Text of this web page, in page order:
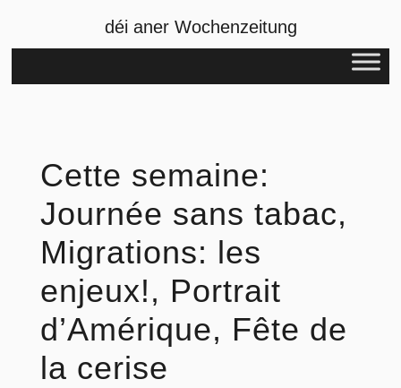
déi aner Wochenzeitung
Cette semaine:
Journée sans tabac,
Migrations: les
enjeux!, Portrait
d’Amérique, Fête de
la cerise